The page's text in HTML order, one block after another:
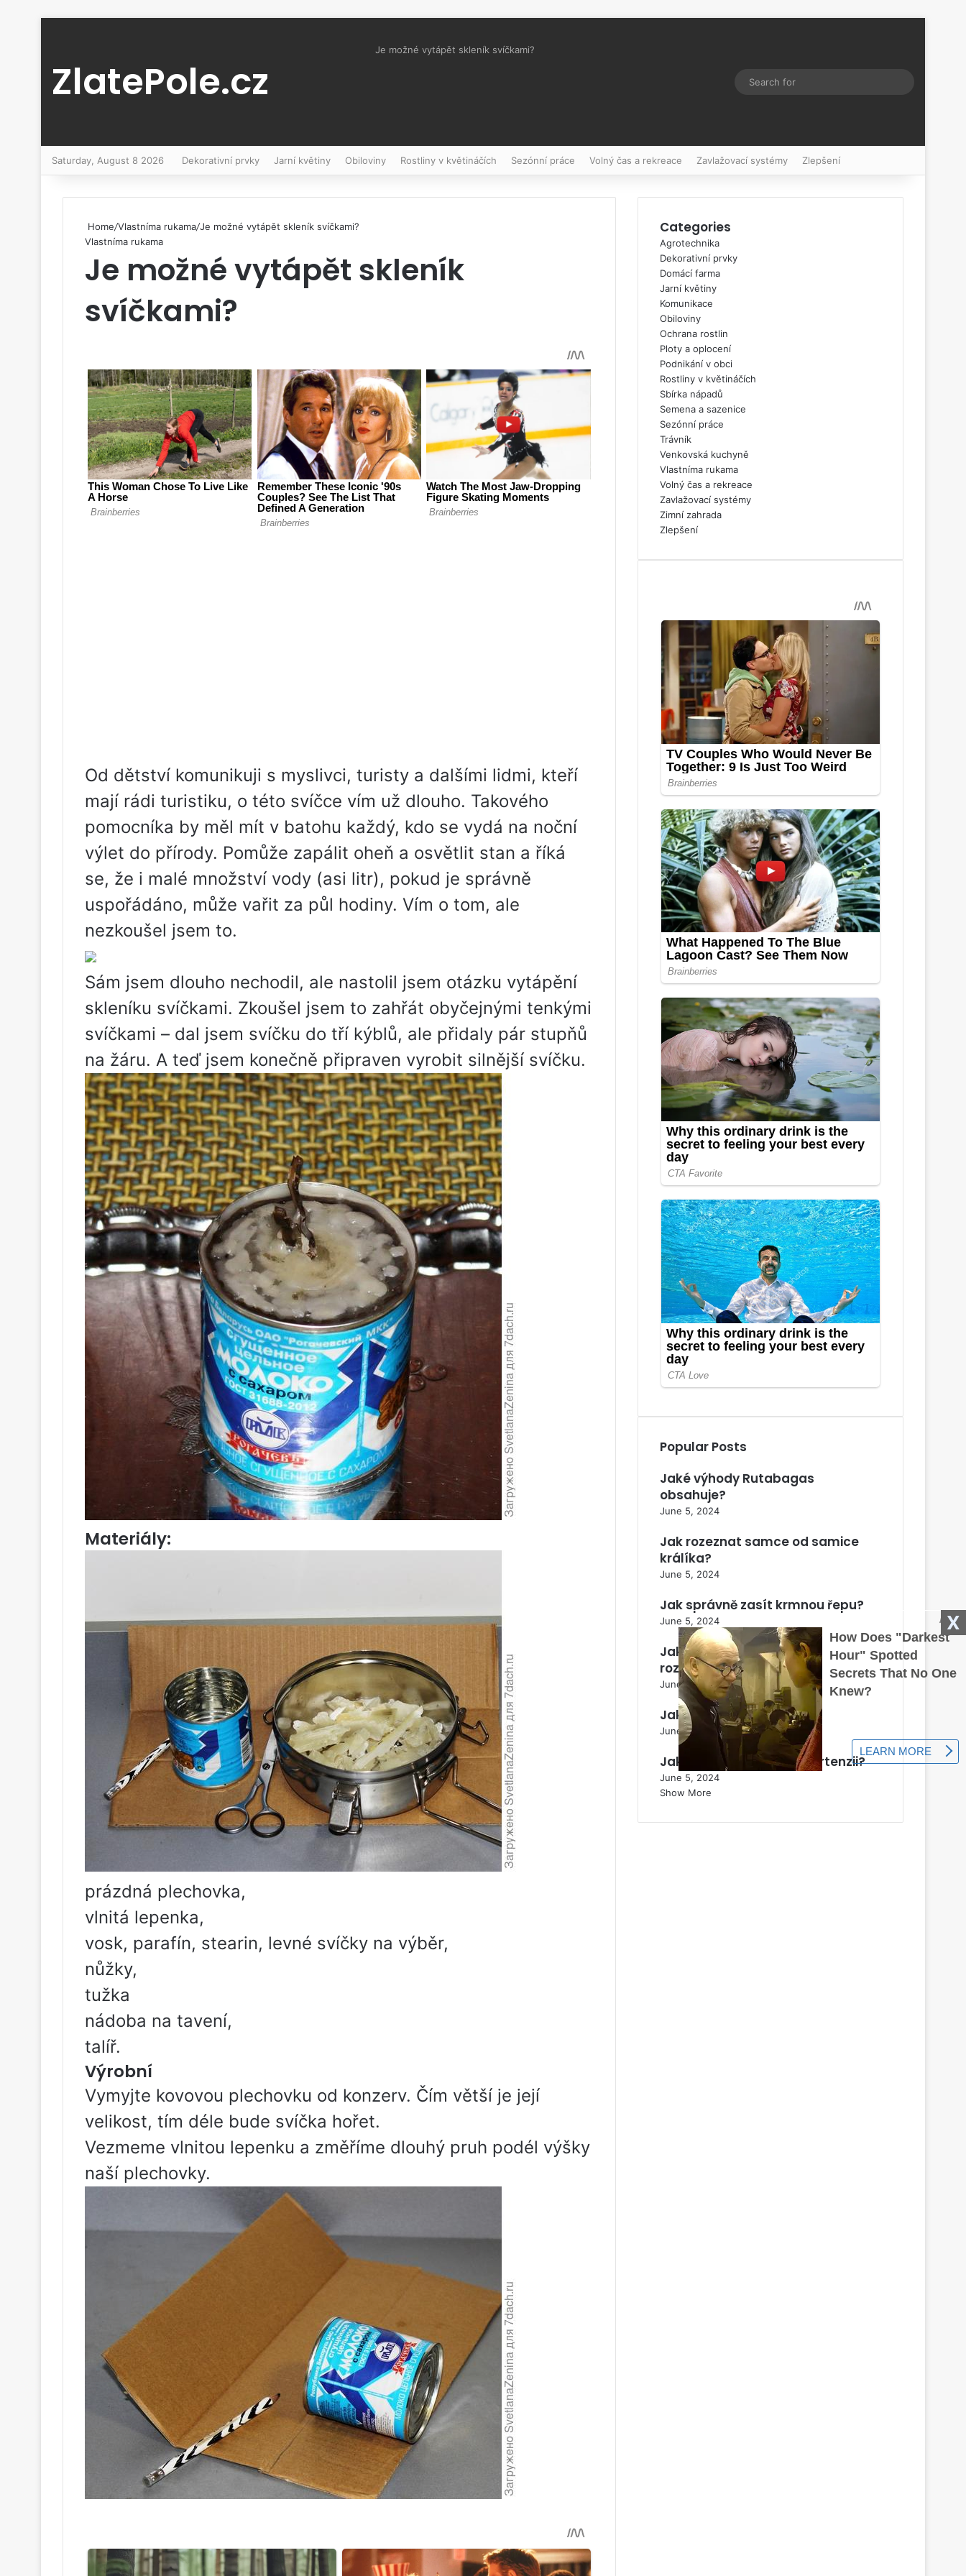
ZlatePole.cz
Je možné vytápět skleník svíčkami?
Switch skin
Saturday, August 8 2026 Dekorativní prvky Jarní květiny Obiloviny Rostliny v květináčích Sezónní práce Volný čas a rekreace Zavlažovací systémy Zlepšení
Home/Vlastníma rukama/Je možné vytápět skleník svíčkami?
Vlastníma rukama
Je možné vytápět skleník
svíčkami?
X
Od dětství komunikuji s myslivci, turisty a dalšími lidmi, kteří
mají rádi turistiku, o této svíčce vím už dlouho. Takového
pomocníka by měl mít v batohu každý, kdo se vydá na noční
výlet do přírody. Pomůže zapálit oheň a osvětlit stan a říká
se, že i malé množství vody (asi litr), pokud je správně
uspořádáno, může vařit za půl hodiny. Vím o tom, ale
nezkoušel jsem to.
Sám jsem dlouho nechodil, ale nastolil jsem otázku vytápění
skleníku svíčkami. Zkoušel jsem to zahřát obyčejnými tenkými
svíčkami – dal jsem svíčku do tří kýblů, ale přidaly pár stupňů
na žáru. A teď jsem konečně připraven vyrobit silnější svíčku.
Materiály:
prázdná plechovka,
vlnitá lepenka,
vosk, parafín, stearin, levné svíčky na výběr,
nůžky,
tužka
nádoba na tavení,
talíř.
Výrobní
Vymyjte kovovou plechovku od konzerv. Čím větší je její
velikost, tím déle bude svíčka hořet.
Vezmeme vlnitou lepenku a změříme dlouhý pruh podél výšky
naší plechovky.
Categories
Agrotechnika
Dekorativní prvky
Domácí farma
Jarní květiny
Komunikace
Obiloviny
Ochrana rostlin
Ploty a oplocení
Podnikání v obci
Rostliny v květináčích
Sbírka nápadů
Semena a sazenice
Sezónní práce
Trávník
Venkovská kuchyně
Vlastníma rukama
Volný čas a rekreace
Zavlažovací systémy
Zimní zahrada
Zlepšení
Popular Posts
Jaké výhody Rutabagas
obsahuje?
June 5, 2024
Jak rozeznat samce od samice
králíka?
June 5, 2024
Jak správně zasít krmnou řepu?
June 5, 2024
Jak se rostlina Perovskia
rozmnožuje?
June 5, 2024
Jak správně zmrazit zelí?
June 5, 2024
Jak připravit půdu pro hortenzii?
June 5, 2024
Show More